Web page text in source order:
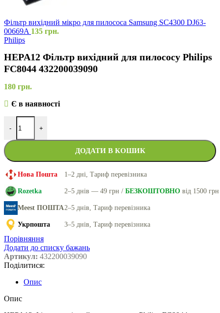
Фільтр вихідний мікро для пилососа Samsung SC4300 DJ63-
00669A 135 грн.
Philips
HEPA12 Фільтр вихідний для пилососу Philips
FC8044 432200039090
180 грн.
Є в наявності
- +
ДОДАТИ В КОШИК
Нова Пошта 1–2 дні, Тариф перевізника
Rozetka 2–5 днів — 49 грн / БЕЗКОШТОВНО від 1500 грн
Meest ПОШТА2–5 днів, Тариф перевізника
Укрпошта 3–5 днів, Тариф перевізника
Порівняння
Додати до списку бажань
Артикул: 432200039090
Поділитися:
Опис
Опис